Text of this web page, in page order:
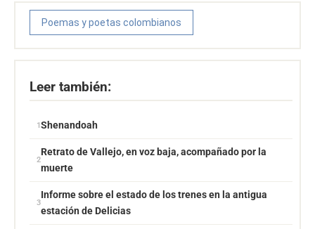
Poemas y poetas colombianos
Leer también:
Shenandoah
Retrato de Vallejo, en voz baja, acompañado por la
muerte
Informe sobre el estado de los trenes en la antigua
estación de Delicias